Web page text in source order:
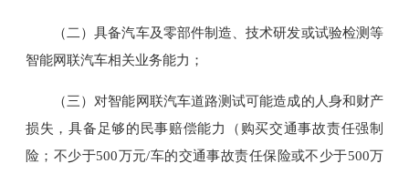
（二）具备汽车及零部件制造、技术研发或试验检测等
智能网联汽车相关业务能力；
（三）对智能网联汽车道路测试可能造成的人身和财产
损失，具备足够的民事赔偿能力（购买交通事故责任强制
险；不少于500万元/车的交通事故责任保险或不少于500万